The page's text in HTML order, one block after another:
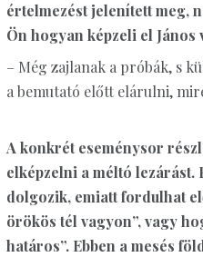
értelmezést jelenített meg,
Ön hogyan képzeli el János
– Még zajlanak a próbák, s
a bemutató előtt elárulni,
A konkrét eseménysor
elképzelni a méltó lezárást.
dolgozik, emiatt fordulhat
örökös tél vagyon”, vagy
határos”. Ebben a mesés